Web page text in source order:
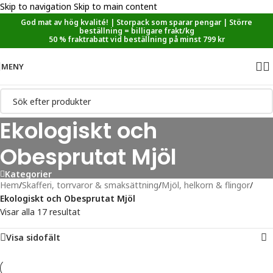
Skip to navigation Skip to main content
Sänkt matmoms! I kassan dras automatiskt 5,35 % av från alla
varor.
God mat av hög kvalité! | Storpack som sparar pengar | Större
beställning = billigare frakt/kg
50 % fraktrabatt vid beställning på minst 799 kr
MENY
Ekologiskt och
Obesprutat Mjöl
Kategorier
Hem/Skafferi, torrvaror & smaksättning/Mjöl, helkorn & flingor/
Ekologiskt och Obesprutat Mjöl
Visar alla 17 resultat
Visa sidofält